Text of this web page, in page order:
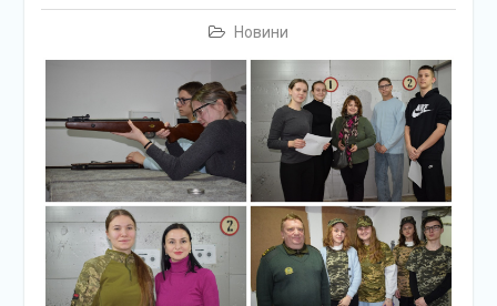
Новини